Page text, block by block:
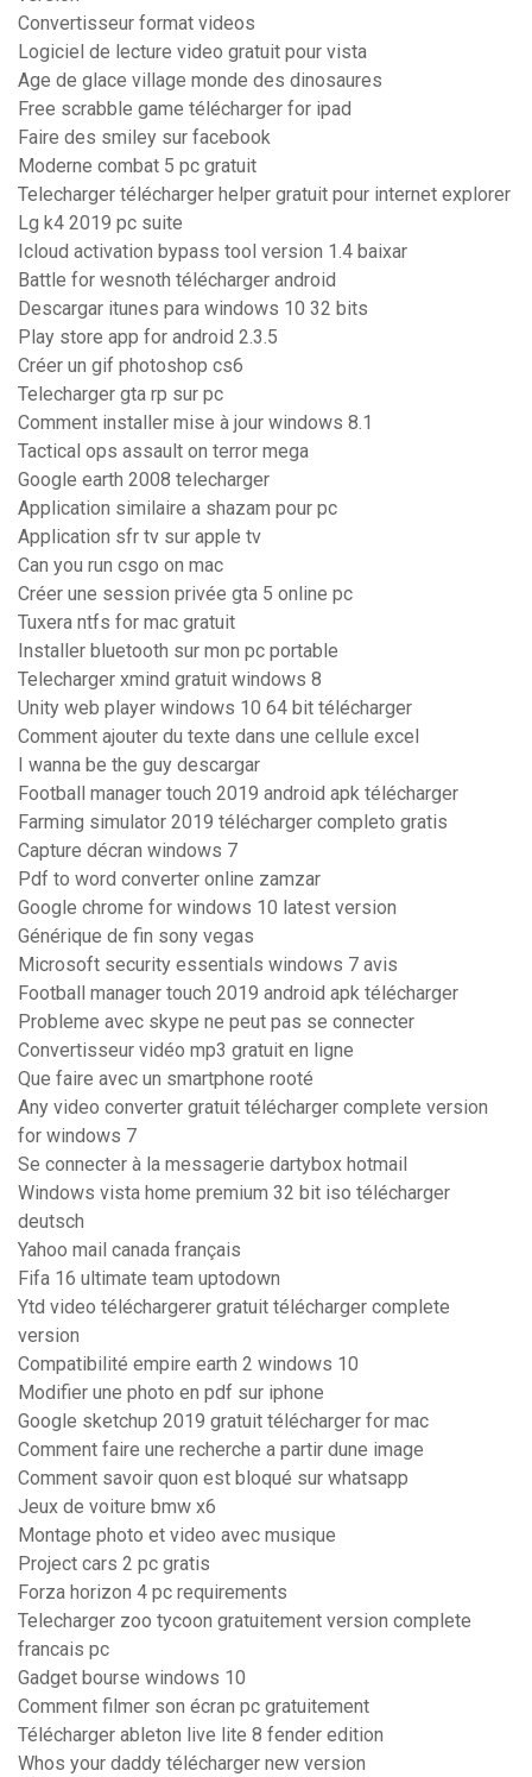
Convertisseur format videos
Logiciel de lecture video gratuit pour vista
Age de glace village monde des dinosaures
Free scrabble game télécharger for ipad
Faire des smiley sur facebook
Moderne combat 5 pc gratuit
Telecharger télécharger helper gratuit pour internet explorer
Lg k4 2019 pc suite
Icloud activation bypass tool version 1.4 baixar
Battle for wesnoth télécharger android
Descargar itunes para windows 10 32 bits
Play store app for android 2.3.5
Créer un gif photoshop cs6
Telecharger gta rp sur pc
Comment installer mise à jour windows 8.1
Tactical ops assault on terror mega
Google earth 2008 telecharger
Application similaire a shazam pour pc
Application sfr tv sur apple tv
Can you run csgo on mac
Créer une session privée gta 5 online pc
Tuxera ntfs for mac gratuit
Installer bluetooth sur mon pc portable
Telecharger xmind gratuit windows 8
Unity web player windows 10 64 bit télécharger
Comment ajouter du texte dans une cellule excel
I wanna be the guy descargar
Football manager touch 2019 android apk télécharger
Farming simulator 2019 télécharger completo gratis
Capture décran windows 7
Pdf to word converter online zamzar
Google chrome for windows 10 latest version
Générique de fin sony vegas
Microsoft security essentials windows 7 avis
Football manager touch 2019 android apk télécharger
Probleme avec skype ne peut pas se connecter
Convertisseur vidéo mp3 gratuit en ligne
Que faire avec un smartphone rooté
Any video converter gratuit télécharger complete version
for windows 7
Se connecter à la messagerie dartybox hotmail
Windows vista home premium 32 bit iso télécharger
deutsch
Yahoo mail canada français
Fifa 16 ultimate team uptodown
Ytd video téléchargerer gratuit télécharger complete
version
Compatibilité empire earth 2 windows 10
Modifier une photo en pdf sur iphone
Google sketchup 2019 gratuit télécharger for mac
Comment faire une recherche a partir dune image
Comment savoir quon est bloqué sur whatsapp
Jeux de voiture bmw x6
Montage photo et video avec musique
Project cars 2 pc gratis
Forza horizon 4 pc requirements
Telecharger zoo tycoon gratuitement version complete
francais pc
Gadget bourse windows 10
Comment filmer son écran pc gratuitement
Télécharger ableton live lite 8 fender edition
Whos your daddy télécharger new version